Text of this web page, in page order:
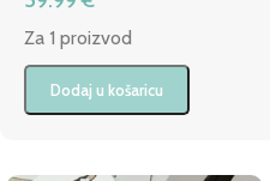
Za 1 proizvod
Dodaj u košaricu